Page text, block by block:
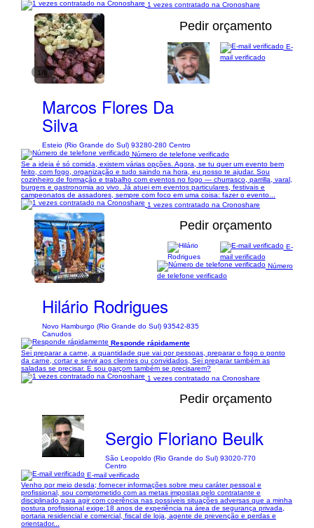
1 vezes contratado na Cronoshare
1/9
Pedir orçamento
Marcos Flores Da
Silva
Esteio (Rio Grande do Sul) 93280-280 Centro
E-
mail verificado
Número de telefone verificado
Se a ideia é só comida, existem várias opções. Agora, se tu quer um evento bem
feito, com fogo, organização e tudo saindo na hora, eu posso te ajudar. Sou
cozinheiro de formação e trabalho com eventos no fogo — churrasco, parrilla, varal,
burgers e gastronomia ao vivo. Já atuei em eventos particulares, festivais e
campeonatos de assadores, sempre com foco em uma coisa: fazer o evento...
1 vezes contratado na Cronoshare
1/17
Pedir orçamento
Hilário Rodrigues
Novo Hamburgo (Rio Grande do Sul) 93542-835
Canudos
E-
mail verificado
Número
de telefone verificado
Responde rápidamente
Sei preparar a carne, a quantidade que vai por pessoas, preparar o fogo o ponto
da carne, cortar e servir aos clientes ou convidados, Sei preparar também as
saladas se precisar. E sou garçom também se precisarem?
1 vezes contratado na Cronoshare
Pedir orçamento
Sergio Floriano Beulk
São Leopoldo (Rio Grande do Sul) 93020-770
Centro
E-mail verificado
Venho por meio desda; fornecer informações sobre meu caráter pessoal e
profissional, sou comprometido com as metas impostas pelo contratante e
disciplinado para agir com coerência nas possíveis situações adversas que a minha
postura profissional exige:18 anos de experiência na área de segurança privada,
portaria residencial e comercial, fiscal de loja, agente de prevenção e perdas e
orientador...